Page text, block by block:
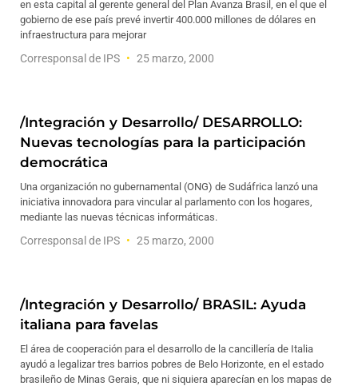
en esta capital al gerente general del Plan Avanza Brasil, en el que el
gobierno de ese país prevé invertir 400.000 millones de dólares en
infraestructura para mejorar
Corresponsal de IPS 25 marzo, 2000
/Integración y Desarrollo/ DESARROLLO:
Nuevas tecnologías para la participación
democrática
Una organización no gubernamental (ONG) de Sudáfrica lanzó una
iniciativa innovadora para vincular al parlamento con los hogares,
mediante las nuevas técnicas informáticas.
Corresponsal de IPS 25 marzo, 2000
/Integración y Desarrollo/ BRASIL: Ayuda
italiana para favelas
El área de cooperación para el desarrollo de la cancillería de Italia
ayudó a legalizar tres barrios pobres de Belo Horizonte, en el estado
brasileño de Minas Gerais, que ni siquiera aparecían en los mapas de